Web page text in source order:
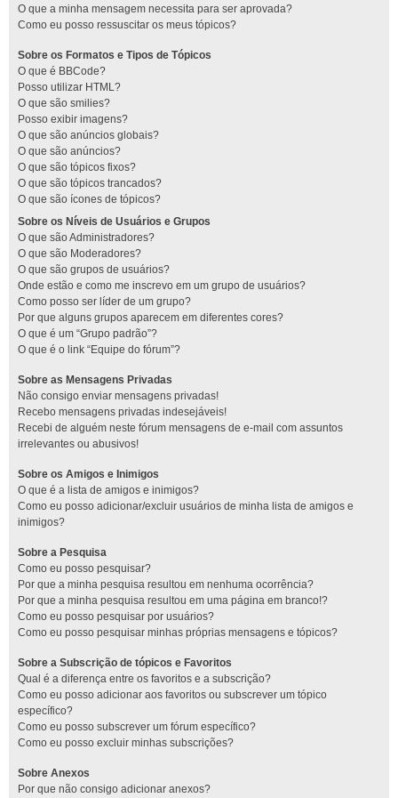
O que a minha mensagem necessita para ser aprovada?
Como eu posso ressuscitar os meus tópicos?
Sobre os Formatos e Tipos de Tópicos
O que é BBCode?
Posso utilizar HTML?
O que são smilies?
Posso exibir imagens?
O que são anúncios globais?
O que são anúncios?
O que são tópicos fixos?
O que são tópicos trancados?
O que são ícones de tópicos?
Sobre os Níveis de Usuários e Grupos
O que são Administradores?
O que são Moderadores?
O que são grupos de usuários?
Onde estão e como me inscrevo em um grupo de usuários?
Como posso ser líder de um grupo?
Por que alguns grupos aparecem em diferentes cores?
O que é um “Grupo padrão”?
O que é o link “Equipe do fórum”?
Sobre as Mensagens Privadas
Não consigo enviar mensagens privadas!
Recebo mensagens privadas indesejáveis!
Recebi de alguém neste fórum mensagens de e-mail com assuntos
irrelevantes ou abusivos!
Sobre os Amigos e Inimigos
O que é a lista de amigos e inimigos?
Como eu posso adicionar/excluir usuários de minha lista de amigos e
inimigos?
Sobre a Pesquisa
Como eu posso pesquisar?
Por que a minha pesquisa resultou em nenhuma ocorrência?
Por que a minha pesquisa resultou em uma página em branco!?
Como eu posso pesquisar por usuários?
Como eu posso pesquisar minhas próprias mensagens e tópicos?
Sobre a Subscrição de tópicos e Favoritos
Qual é a diferença entre os favoritos e a subscrição?
Como eu posso adicionar aos favoritos ou subscrever um tópico
específico?
Como eu posso subscrever um fórum específico?
Como eu posso excluir minhas subscrições?
Sobre Anexos
Por que não consigo adicionar anexos?